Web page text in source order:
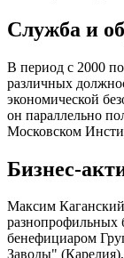
Служба и
В период с 2000
различных
экономической
он параллельно
Московском
Бизнес-
Максим Каганский
разнопрофильных
бенефициаром
Заводы"